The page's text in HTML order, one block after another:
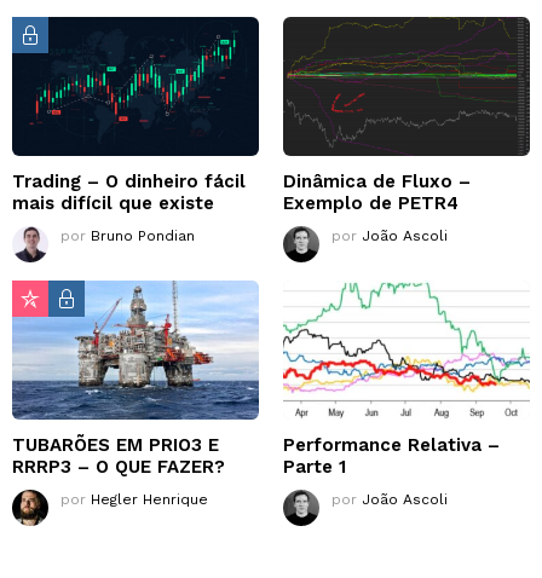
Trading – O dinheiro fácil
mais difícil que existe
por Bruno Pondian
Dinâmica de Fluxo –
Exemplo de PETR4
por João Ascoli
TUBARÕES EM PRIO3 E
RRRP3 – O QUE FAZER?
por Hegler Henrique
Performance Relativa –
Parte 1
por João Ascoli